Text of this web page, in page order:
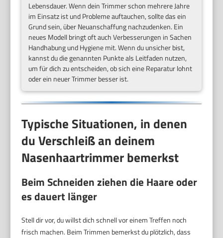
Lebensdauer. Wenn dein Trimmer schon mehrere Jahre
im Einsatz ist und Probleme auftauchen, sollte das ein
Grund sein, über Neuanschaffung nachzudenken. Ein
neues Modell bringt oft auch Verbesserungen in Sachen
Handhabung und Hygiene mit. Wenn du unsicher bist,
kannst du die genannten Punkte als Leitfaden nutzen,
um für dich zu entscheiden, ob sich eine Reparatur lohnt
oder ein neuer Trimmer besser ist.
Typische Situationen, in denen
du Verschleiß an deinem
Nasenhaartrimmer bemerkst
Beim Schneiden ziehen die Haare oder
es dauert länger
Stell dir vor, du willst dich schnell vor einem Treffen noch
frisch machen. Beim Trimmen bemerkst du plötzlich, dass